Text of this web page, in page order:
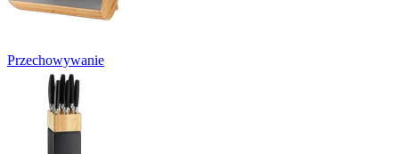
Przechowywanie